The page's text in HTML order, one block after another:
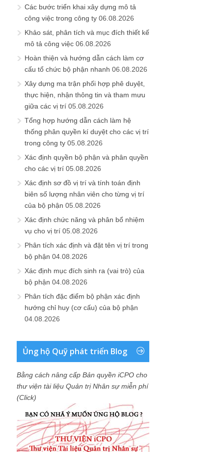
Các bước triển khai xây dựng mô tả
công việc trong công ty 06.08.2026
Khảo sát, phân tích và mục đích thiết kế
mô tả công việc 06.08.2026
Hoàn thiện và hướng dẫn cách làm cơ
cấu tổ chức bộ phận nhanh 06.08.2026
Xây dựng ma trận phối hợp phê duyệt,
thực hiện, nhận thông tin và tham mưu
giữa các vị trí 05.08.2026
Tổng hợp hướng dẫn cách làm hệ
thống phân quyền kí duyệt cho các vị trí
trong công ty 05.08.2026
Xác định quyền bộ phận và phân quyền
cho các vị trí 05.08.2026
Xác định sơ đồ vị trí và tính toán định
biên số lượng nhân viên cho từng vị trí
của bộ phận 05.08.2026
Xác định chức năng và phân bổ nhiệm
vụ cho vị trí 05.08.2026
Phân tích xác định và đặt tên vị trí trong
bộ phận 04.08.2026
Xác định mục đích sinh ra (vai trò) của
bộ phận 04.08.2026
Phân tích đặc điểm bộ phận xác định
hướng chỉ huy (cơ cấu) của bộ phận
04.08.2026
Ủng hộ Quỹ phát triển Blog
Bằng cách nâng cấp Bản quyền iCPO cho
thư viện tài liệu Quản trị Nhân sự miễn phí
(Click)